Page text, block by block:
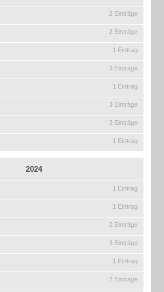
2 Einträge
2 Einträge
1 Eintrag
3 Einträge
1 Eintrag
3 Einträge
3 Einträge
1 Eintrag
2024
1 Eintrag
1 Eintrag
2 Einträge
3 Einträge
1 Eintrag
2 Einträge